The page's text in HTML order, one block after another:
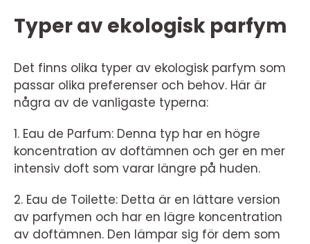
Typer av ekologisk parfym
Det finns olika typer av ekologisk parfym som
passar olika preferenser och behov. Här är
några av de vanligaste typerna:
1. Eau de Parfum: Denna typ har en högre
koncentration av doftämnen och ger en mer
intensiv doft som varar längre på huden.
2. Eau de Toilette: Detta är en lättare version
av parfymen och har en lägre koncentration
av doftämnen. Den lämpar sig för dem som